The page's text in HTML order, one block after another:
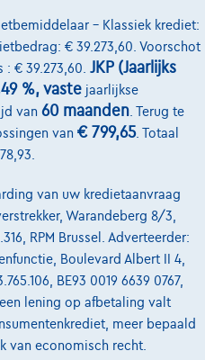
– Klassiek krediet:
€ 39.273,60. Voorschot
€ 39.273,60. JKP (Jaarlijks
%, vaste jaarlijkse
van 60 maanden . Terug te
van € 799,65. Totaal
van uw kredietaanvraag
Warandeberg 8/3,
RPM Brussel. Adverteerder:
Boulevard Albert II 4,
BE93 0019 6639 0767,
een lening op afbetaling valt
meer bepaald
van economisch recht.